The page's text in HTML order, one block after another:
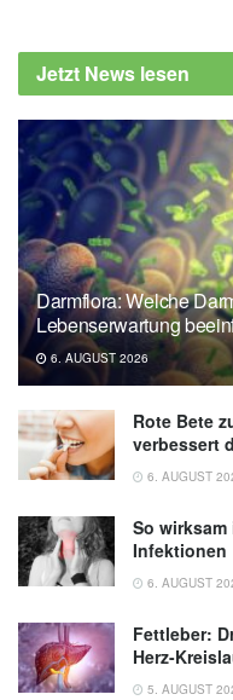
Jetzt News lesen
Darmflora: Welche
Lebenserwartung
6. AUGUST 2026
Rote Bete
verbessert
6. AUGUST
So
Infektionen
6. AUGUST
Fettleber:
Herz-
5. AUGUST